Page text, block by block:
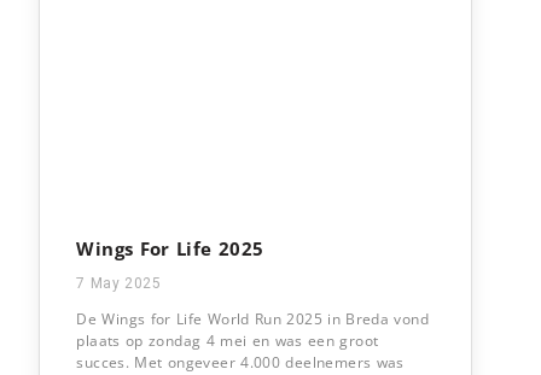
Wings For Life 2025
7 May 2025
De Wings for Life World Run 2025 in Breda vond
plaats op zondag 4 mei en was een groot
succes. Met ongeveer 4.000 deelnemers was